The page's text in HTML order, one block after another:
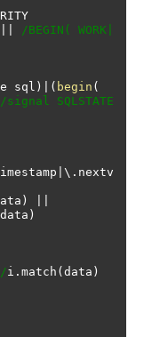
/BEGIN( WORK|
sql )|( begin (
/signal SQLSTATE
\.nextv
)
data )
i . match ( data )